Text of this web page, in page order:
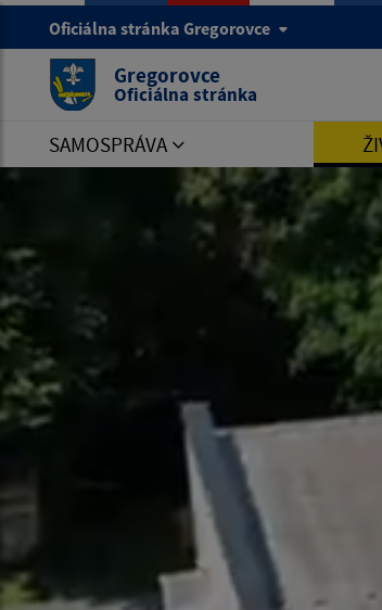
Oficiálna stránka Gregorovce
Gregorovce
Oficiálna stránka
SAMOSPRÁVA